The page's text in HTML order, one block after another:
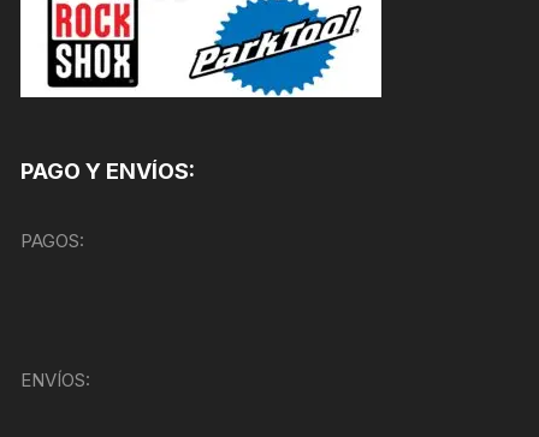
PAGO Y ENVÍOS:
PAGOS:
ENVÍOS: